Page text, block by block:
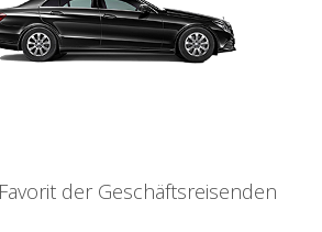
der Geschäftsreisenden